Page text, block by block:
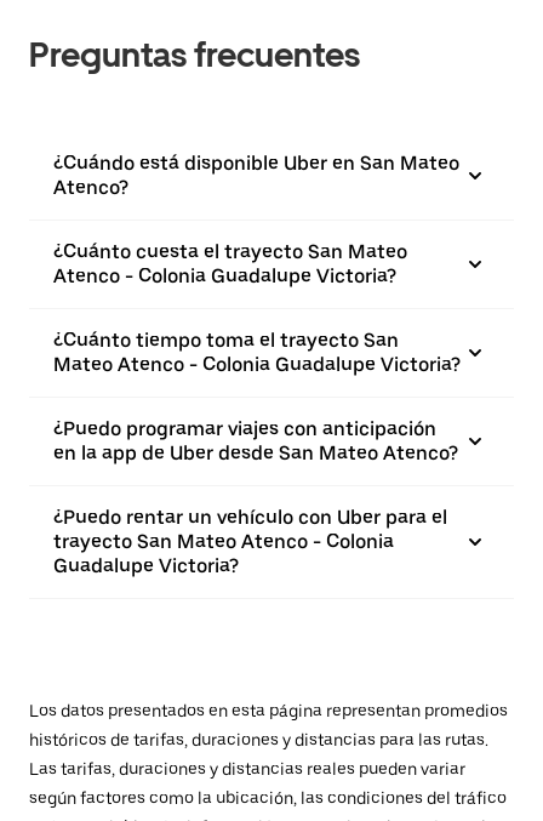
Preguntas frecuentes
¿Cuándo está disponible Uber en San Mateo
Atenco?
¿Cuánto cuesta el trayecto San Mateo
Atenco - Colonia Guadalupe Victoria?
¿Cuánto tiempo toma el trayecto San
Mateo Atenco - Colonia Guadalupe Victoria?
¿Puedo programar viajes con anticipación
en la app de Uber desde San Mateo Atenco?
¿Puedo rentar un vehículo con Uber para el
trayecto San Mateo Atenco - Colonia
Guadalupe Victoria?
Los datos presentados en esta página representan promedios
históricos de tarifas, duraciones y distancias para las rutas.
Las tarifas, duraciones y distancias reales pueden variar
según factores como la ubicación, las condiciones del tráfico